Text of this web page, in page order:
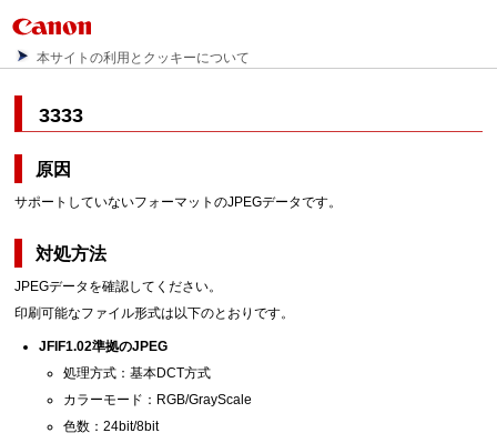
本サイトの利用とクッキーについて
3333
原因
サポートしていないフォーマットのJPEGデータです。
対処方法
JPEGデータを確認してください。
印刷可能なファイル形式は以下のとおりです。
JFIF1.02準拠のJPEG
処理方式：基本DCT方式
カラーモード：RGB/GrayScale
色数：24bit/8bit